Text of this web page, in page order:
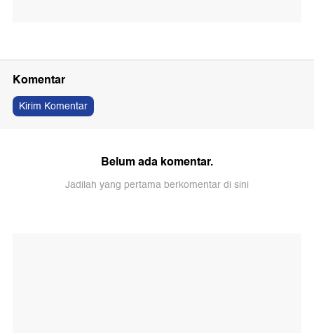
Komentar
Kirim Komentar
Belum ada komentar.
Jadilah yang pertama berkomentar di sini